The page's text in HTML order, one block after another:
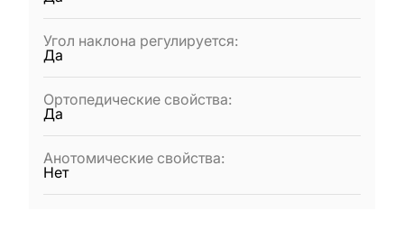
Угол наклона регулируется:
Да
Ортопедические свойства:
Да
Анотомические свойства:
Нет